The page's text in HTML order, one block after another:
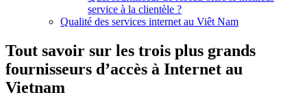
service à la clientèle ?
Qualité des services internet au Viêt Nam
Tout savoir sur les trois plus grands
fournisseurs d’accès à Internet au
Vietnam